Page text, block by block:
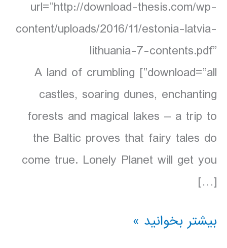
url=”http://download-thesis.com/wp-
content/uploads/2016/11/estonia-latvia-
lithuania-7-contents.pdf”
download=”all”] A land of crumbling
castles, soaring dunes, enchanting
forests and magical lakes – a trip to
the Baltic proves that fairy tales do
come true. Lonely Planet will get you
[…]
دانلود
بیشتر بخوانید »